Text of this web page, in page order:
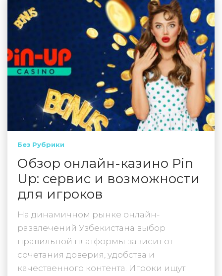
Без Рубрики
Обзор онлайн-казино Pin
Up: сервис и возможности
для игроков
На динамичном рынке онлайн-
развлечений Узбекистана выбор
правильной платформы зависит от
сочетания доверия, удобства и
качественного контента. Игроки ищут